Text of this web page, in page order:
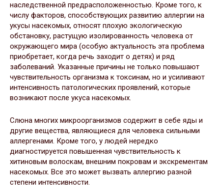
наследственной предрасположенностью. Кроме того, к
числу факторов, способствующих развитию аллергии на
укусы насекомых, относят плохую экологическую
обстановку, растущую изолированность человека от
окружающего мира (особую актуальность эта проблема
приобретает, когда речь заходит о детях) и ряд
заболеваний. Указанные причины не только повышают
чувствительность организма к токсинам, но и усиливают
интенсивность патологических проявлений, которые
возникают после укуса насекомых.
Слюна многих микроорганизмов содержит в себе яды и
другие вещества, являющиеся для человека сильными
аллергенами. Кроме того, у людей нередко
диагностируется повышенная чувствительность к
хитиновым волоскам, внешним покровам и экскрементам
насекомых. Все это может вызвать аллергию разной
степени интенсивности.